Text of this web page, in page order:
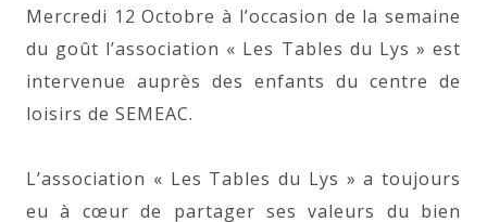
Mercredi 12 Octobre à l’occasion de la semaine
du goût l’association « Les Tables du Lys » est
intervenue auprès des enfants du centre de
loisirs de SEMEAC.
L’association « Les Tables du Lys » a toujours
eu à cœur de partager ses valeurs du bien